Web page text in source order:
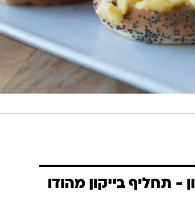
- תחליף בייקון מהודו